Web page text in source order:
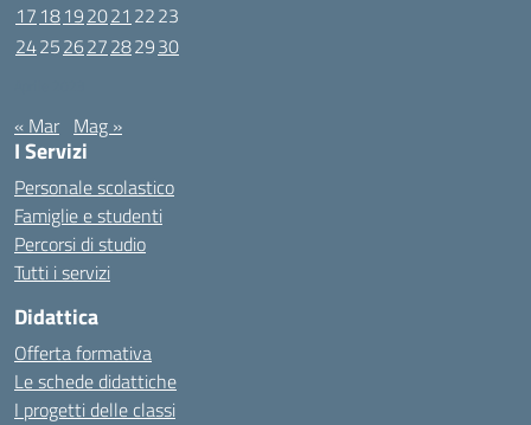
17 18192021 2223
24252627282930
« Mar Mag »
I Servizi
Personale scolastico
Famiglie e studenti
Percorsi di studio
Tutti i servizi
Didattica
Offerta formativa
Le schede didattiche
I progetti delle classi